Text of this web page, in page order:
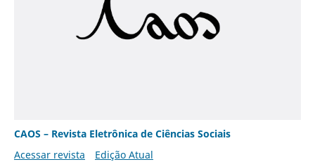
CAOS – Revista Eletrônica de Ciências Sociais
Acessar revista
Edição Atual